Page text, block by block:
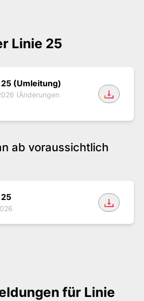
Linie 25
Buslinie 25
(Umleitung)
(Änderungen
ab voraussichtlich
2024 der
für Linie